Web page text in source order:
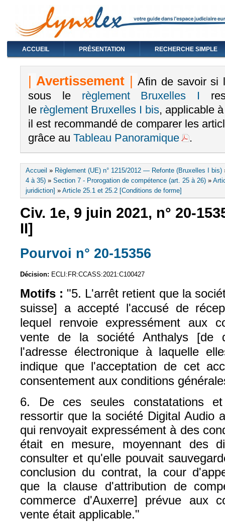
ACCUEIL PRÉSENTATION RECHERCHE SIMPLE
|Avertissement | Afin de savoir si
sous le règlement Bruxelles I
le règlement Bruxelles I bis, applicable
il est recommandé de comparer les
grâce au Tableau Panoramique .
Vous êtes ici
Accueil » Règlement (UE) n° 1215/2012 — Refonte (Bruxelles I bis)
4 à 35) » Section 7 - Prorogation de compétence (art. 25 à 26) »
juridiction] » Article 25.1 et 25.2 [Conditions de forme]
Civ. 1e, 9 juin 2021, n° 20-
II]
Pourvoi n° 20-15356
Décision: ECLI:FR:CCASS:2021:C100427
Motifs : "5. L'arrêt retient que la
suisse] a accepté l'accusé de
lequel renvoie expressément aux
vente de la société Anthalys [de
l'adresse électronique à laquelle
indique que l'acceptation de cet
consentement aux conditions
6. De ces seules constatations et
ressortir que la société Digital Audio
qui renvoyait expressément à des
était en mesure, moyennant des
consulter et qu'elle pouvait
conclusion du contrat, la cour
que la clause d'attribution de
commerce d'Auxerre] prévue aux
vente était applicable."